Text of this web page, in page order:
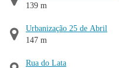
139 m
Urbanização 25 de Abril
147 m
Rua do Lata